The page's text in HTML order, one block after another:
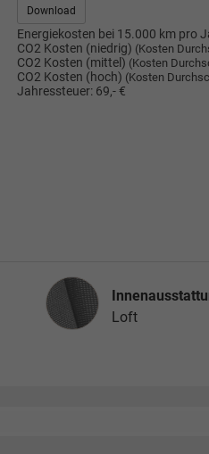
Download
Energiekosten bei 15.000 km pro
CO2 Kosten (niedrig) (Kosten
CO2 Kosten (mittel) (Kosten
CO2 Kosten (hoch) (Kosten
Jahressteuer: 69,- €
Innenausstattung
Loft